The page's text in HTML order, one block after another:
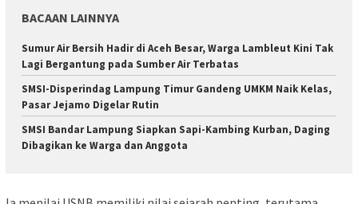
BACAAN LAINNYA
Sumur Air Bersih Hadir di Aceh Besar, Warga Lambleut Kini Tak
Lagi Bergantung pada Sumber Air Terbatas
SMSI-Disperindag Lampung Timur Gandeng UMKM Naik Kelas,
Pasar Jejamo Digelar Rutin
SMSI Bandar Lampung Siapkan Sapi-Kambing Kurban, Daging
Dibagikan ke Warga dan Anggota